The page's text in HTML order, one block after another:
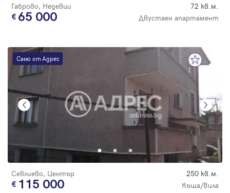
Габрово, Недевци 72 кв.м.
65 000 Двустаен апартамент
Само от Адрес
Севлиево, Център 250 кв.м.
115 000 Къща/Вила